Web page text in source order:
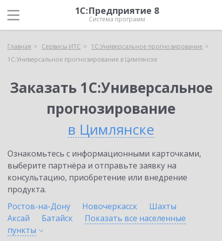
1С:Предприятие 8
Система программ
Главная Сервисы ИТС
1С:Универсальное прогнозирование
1С:Универсальное прогнозирование в Цимлянске
Заказать 1С:Универсальное
прогнозирование
в Цимлянске
Ознакомьтесь с информационными карточками,
выберите партнёра и отправьте заявку на
консультацию, приобретение или внедрение
продукта.
Ростов-на-Дону
Новочеркасск
Шахты
Аксай
Батайск
Показать все населенные
пункты